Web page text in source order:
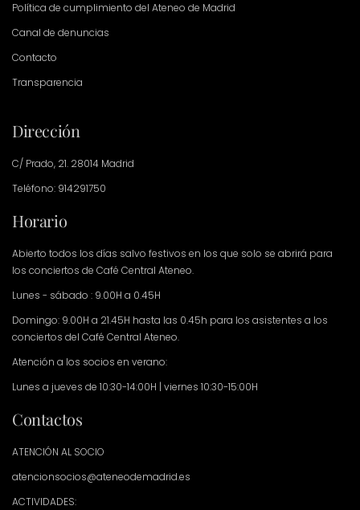
Política de cumplimiento del Ateneo de Madrid
Canal de denuncias
Contacto
Transparencia
Dirección
C/ Prado, 21. 28014 Madrid
Teléfono: 914291750
Horario
Abierto todos los días salvo festivos en los que solo se abrirá para
los conciertos de Café Central Ateneo.
Lunes - sábado : 9.00H a 0.45H
Domingo: 9.00H a 21.45H hasta las 0.45h para los asistentes a los
conciertos del Café Central Ateneo.
Atención a los socios en verano:
Lunes a jueves de 10:30-14:00H | viernes 10:30-15:00H
Contactos
ATENCIÓN AL SOCIO
atencionsocios@ateneodemadrid.es
ACTIVIDADES: